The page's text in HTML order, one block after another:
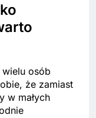
osób
że zamiast
w małych